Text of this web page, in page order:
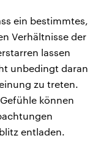
ein bestimmtes,
Verhältnisse der
lassen
unbedingt daran
zu treten.
können
entladen.